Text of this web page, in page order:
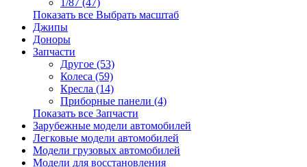
1/87 (47)
Показать все Выбрать масштаб
Джипы
Доноры
Запчасти
Другое (53)
Колеса (59)
Кресла (14)
Приборные панели (4)
Показать все Запчасти
Зарубежные модели автомобилей
Легковые модели автомобилей
Модели грузовых автомобилей
Модели для восстановления